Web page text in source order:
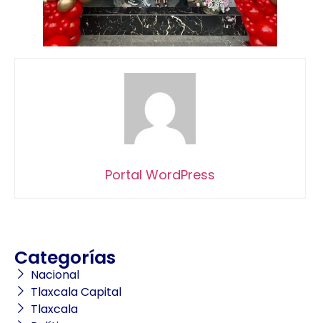
Portal WordPress
Categorías
Nacional
Tlaxcala Capital
Tlaxcala